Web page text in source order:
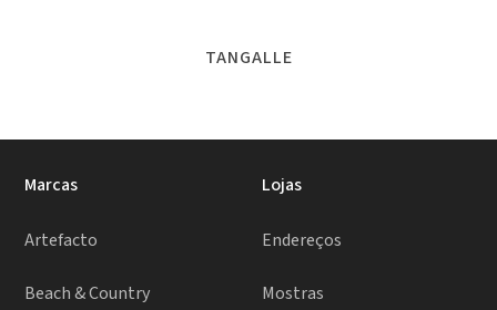
TANGALLE
Marcas
Artefacto
Beach & Country
Lojas
Endereços
Mostras